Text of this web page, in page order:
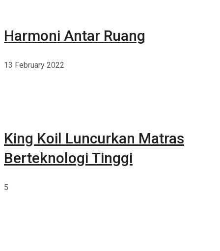
Harmoni Antar Ruang
13 February 2022
King Koil Luncurkan Matras
Berteknologi Tinggi
5